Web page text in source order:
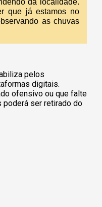
que já estamos no
as chuvas
pelos
digitais.
ofensivo ou que falte
ser retirado do